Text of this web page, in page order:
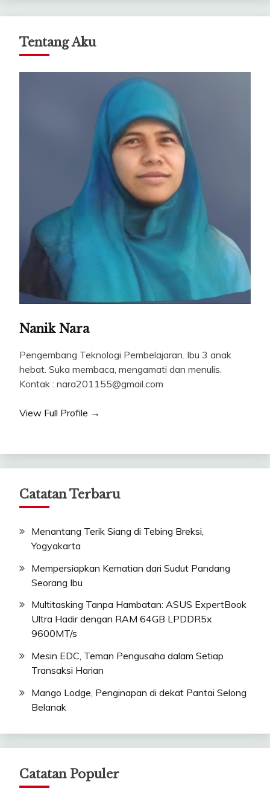
Tentang Aku
Nanik Nara
Pengembang Teknologi Pembelajaran. Ibu 3 anak
hebat. Suka membaca, mengamati dan menulis.
Kontak : nara201155@gmail.com
View Full Profile →
Catatan Terbaru
Menantang Terik Siang di Tebing Breksi,
Yogyakarta
Mempersiapkan Kematian dari Sudut Pandang
Seorang Ibu
Multitasking Tanpa Hambatan: ASUS ExpertBook
Ultra Hadir dengan RAM 64GB LPDDR5x
9600MT/s
Mesin EDC, Teman Pengusaha dalam Setiap
Transaksi Harian
Mango Lodge, Penginapan di dekat Pantai Selong
Belanak
Catatan Populer